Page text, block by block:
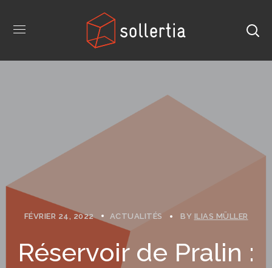
FÉVRIER 24, 2022 ACTUALITÉS BY ILIAS MÜLLER
Réservoir de Pralin :